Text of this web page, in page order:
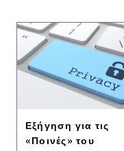
Εξήγηση για τις
«Ποινές» του